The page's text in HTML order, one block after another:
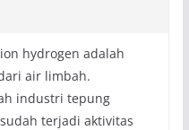
hydrogen adalah
air limbah.
industri tepung
terjadi aktivitas